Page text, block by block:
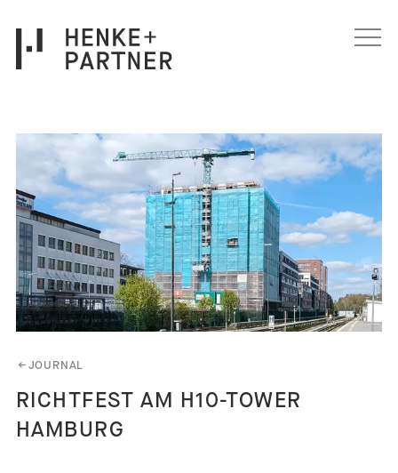
←JOURNAL
RICHTFEST AM H10-TOWER
HAMBURG